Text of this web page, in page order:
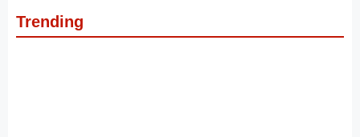
Trending